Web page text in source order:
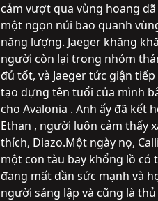
cảm vượt qua vùng hoang
một ngọn núi bao quanh
năng lượng. Jaeger khăng
người còn lại trong nhóm
đủ tốt, và Jaeger tức giận
tạo dựng tên tuổi của mình
cho Avalonia . Anh ấy đã kết
Ethan , người luôn cảm thấy
thích, Diazo.Một ngày nọ,
một con tàu bay khổng lồ có
đang mất dần sức mạnh và
người sáng lập và cũng là